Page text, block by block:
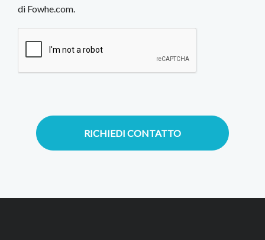
di Fowhe.com.
RICHIEDI CONTATTO